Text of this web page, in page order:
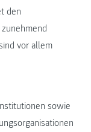
den
vor allem
sowie